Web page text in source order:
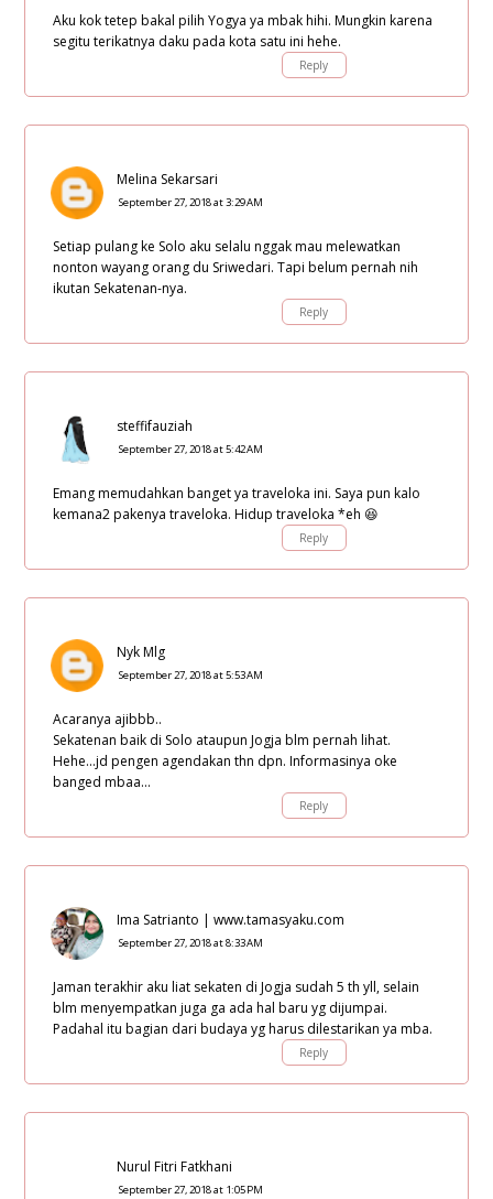
Aku kok tetep bakal pilih Yogya ya mbak hihi. Mungkin karena
segitu terikatnya daku pada kota satu ini hehe.
Reply
Melina Sekarsari
September 27, 2018 at 3:29 AM
Setiap pulang ke Solo aku selalu nggak mau melewatkan
nonton wayang orang du Sriwedari. Tapi belum pernah nih
ikutan Sekatenan-nya.
Reply
steffifauziah
September 27, 2018 at 5:42 AM
Emang memudahkan banget ya traveloka ini. Saya pun kalo
kemana2 pakenya traveloka. Hidup traveloka *eh 😆
Reply
Nyk Mlg
September 27, 2018 at 5:53 AM
Acaranya ajibbb..
Sekatenan baik di Solo ataupun Jogja blm pernah lihat.
Hehe...jd pengen agendakan thn dpn. Informasinya oke
banged mbaa...
Reply
Ima Satrianto | www.tamasyaku.com
September 27, 2018 at 8:33 AM
Jaman terakhir aku liat sekaten di Jogja sudah 5 th yll, selain
blm menyempatkan juga ga ada hal baru yg dijumpai.
Padahal itu bagian dari budaya yg harus dilestarikan ya mba.
Reply
Nurul Fitri Fatkhani
September 27, 2018 at 1:05 PM